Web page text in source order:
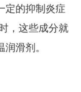
定的抑制炎症
，这些成分就
滑剂。